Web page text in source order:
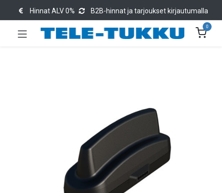
Hinnat ALV 0% B2B-hinnat ja tarjoukset kirjautumalla
0